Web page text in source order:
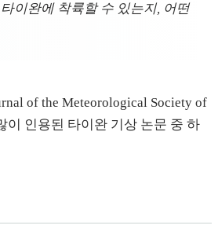
이완에 착륙할 수 있는지, 어떤
of the Meteorological Society of
이 인용된 타이완 기상 논문 중 하